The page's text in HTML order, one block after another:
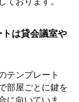
は貸会議室や
テンプレート
部屋ごとに鍵を